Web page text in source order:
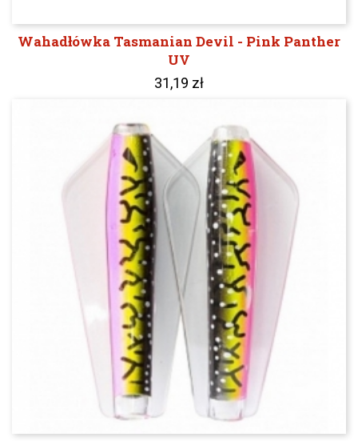
Wahadłówka Tasmanian Devil - Pink Panther
UV
31,19 zł